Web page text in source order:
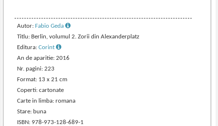
Autor:Fabio Geda
Titlu: Berlin, volumul 2. Zorii din Alexanderplatz
Editura:Corint
An de aparitie: 2016
Nr. pagini: 223
Format: 13 x 21 cm
Coperti: cartonate
Carte in limba: romana
Stare: buna
ISBN: 978-973-128-689-1